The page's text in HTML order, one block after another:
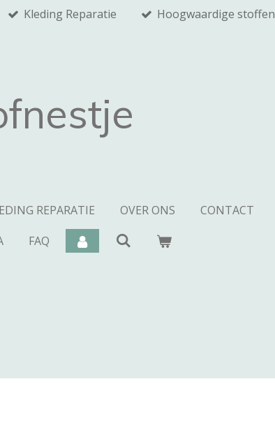
Kleding Reparatie Hoogwaardige stoffen
REPARATIE OVER ONS
CONTACT
FAQ